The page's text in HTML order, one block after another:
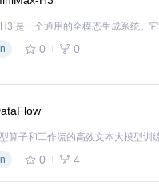
0 0
算子和工作流的高效文本大模型训
0 4